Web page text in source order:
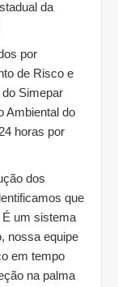
da
por
de Risco e
Simepar
Ambiental do
horas por
dos
que
É um sistema
nossa equipe
em tempo
na palma